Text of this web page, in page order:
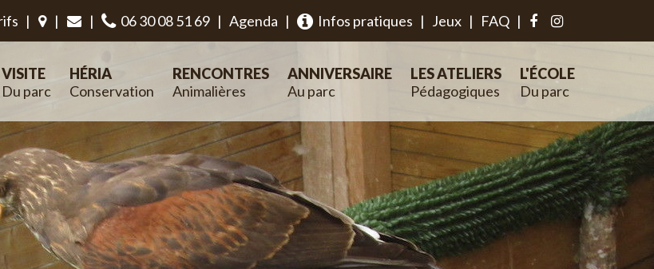
| | | 06 30 08 51 69 | Agenda | Infos pratiques | Jeux | FAQ |
VISITE
Du parc
HÉRIA
Conservation
RENCONTRES
Animalières
ANNIVERSAIRE
Au parc
LES ATELIERS
Pédagogiques
L'ÉCOLE
Du parc